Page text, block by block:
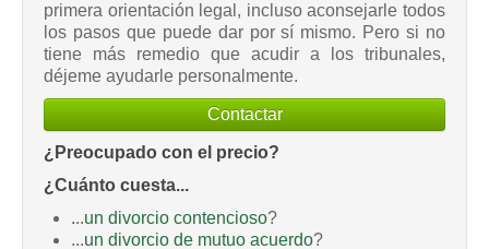
primera orientación legal, incluso aconsejarle todos
los pasos que puede dar por sí mismo. Pero si no
tiene más remedio que acudir a los tribunales,
déjeme ayudarle personalmente.
Contactar
¿Preocupado con el precio?
¿Cuánto cuesta...
...un divorcio contencioso?
...un divorcio de mutuo acuerdo?